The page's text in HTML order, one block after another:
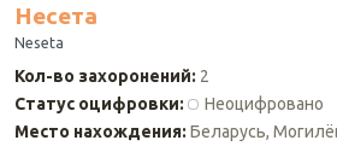
Несета
Neseta
Кол-во захоронений: 2
Статус оцифровки:
Неоцифровано
Место нахождения: Беларусь,